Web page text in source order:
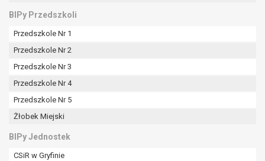
BIPy Przedszkoli
Przedszkole Nr 1
Przedszkole Nr 2
Przedszkole Nr 3
Przedszkole Nr 4
Przedszkole Nr 5
Żłobek Miejski
BIPy Jednostek
CSiR w Gryfinie